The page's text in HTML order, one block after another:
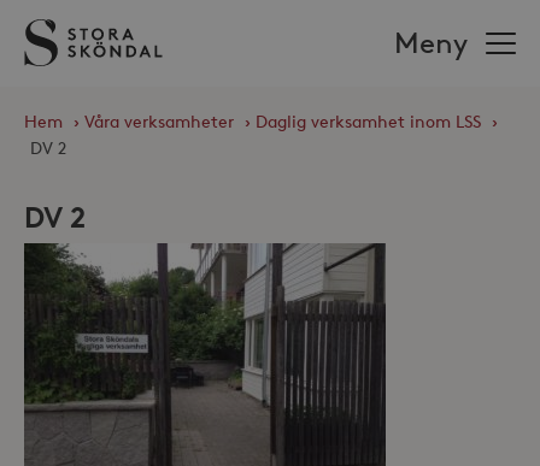
Stora
Sköndal
Meny
Hem › Våra verksamheter › Daglig verksamhet inom LSS ›
DV 2
DV 2